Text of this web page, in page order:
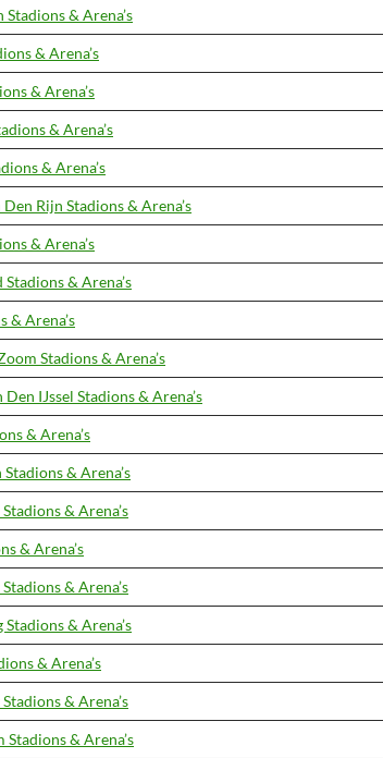
& Arena’s
& Arena’s
& Arena’s
& Arena’s
& Arena’s
Rijn Stadions & Arena’s
& Arena’s
& Arena’s
& Arena’s
Stadions & Arena’s
IJssel Stadions & Arena’s
& Arena’s
& Arena’s
& Arena’s
& Arena’s
& Arena’s
& Arena’s
& Arena’s
& Arena’s
Stadions & Arena’s